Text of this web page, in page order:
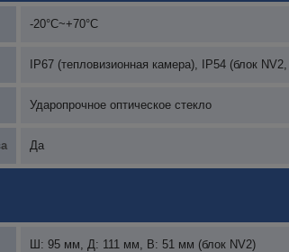
-20°C~+70°C
IP67 (тепловизионная камера), IP54 (блок
Ударопрочное оптическое стекло
Да
Ш: 95 мм, Д: 111 мм, В: 51 мм (блок NV2)